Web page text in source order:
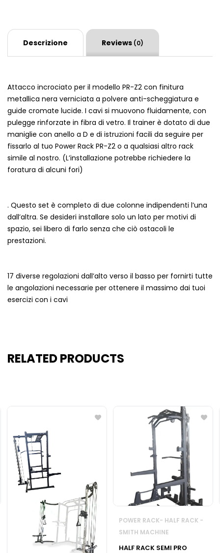
Descrizione Reviews (0)
Attacco incrociato per il modello PR-Z2 con finitura
metallica nera verniciata a polvere anti-scheggiatura e
guide cromate lucide. I cavi si muovono fluidamente, con
pulegge rinforzate in fibra di vetro. Il trainer è dotato di due
maniglie con anello a D e di istruzioni facili da seguire per
fissarlo al tuo Power Rack PR-Z2 o a qualsiasi altro rack
simile al nostro. (L’installazione potrebbe richiedere la
foratura di alcuni fori)
. Questo set è completo di due colonne indipendenti l’una
dall’altra. Se desideri installare solo un lato per motivi di
spazio, sei libero di farlo senza che ciò ostacoli le
prestazioni.
17 diverse regolazioni dall’alto verso il basso per fornirti tutte
le angolazioni necessarie per ottenere il massimo dai tuoi
esercizi con i cavi
RELATED PRODUCTS
POWER RACK- HALF RACK -
SMITH MACHINE
HALF RACK SEMI PRO